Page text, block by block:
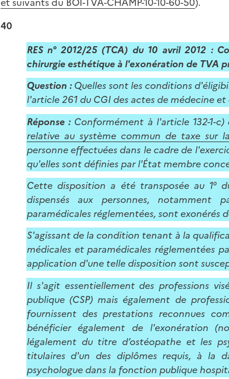
40
RES n° 2012/25 (TCA) du 10 avril 2012 :
chirurgie esthétique à l'exonération de TVA
Question : Quelles sont les conditions
l'article 261 du CGI des actes de médecine
Réponse : Conformément à l'article 132-1-c)
relative au système commun de taxe sur
personne effectuées dans le cadre de
qu'elles sont définies par l'État membre
Cette disposition a été transposée au 1°
dispensés aux personnes, notamment
paramédicales réglementées, sont exonérés
S'agissant de la condition tenant à la
médicales et paramédicales réglementées
application d'une telle disposition sont
Il s'agit essentiellement des professions
publique (CSP) mais également de
fournissent des prestations reconnues
bénéficier également de l'exonération
légalement du titre d’ostéopathe et les
titulaires d'un des diplômes requis, à la
psychologue dans la fonction publique